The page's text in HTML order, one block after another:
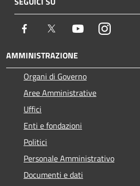
Facebook Twitter YoutubeInstagram
AMMINISTRAZIONE
Organi di Governo
Aree Amministrative
Uffici
Enti e fondazioni
Politici
Personale Amministrativo
Documenti e dati